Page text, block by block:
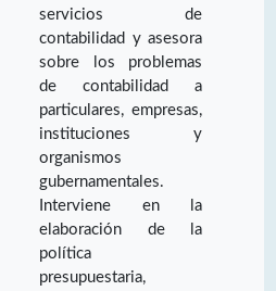
servicios de
contabilidad y asesora
sobre los problemas
de contabilidad a
particulares, empresas,
instituciones y
organismos
gubernamentales.
Interviene en la
elaboración de la
política
presupuestaria,